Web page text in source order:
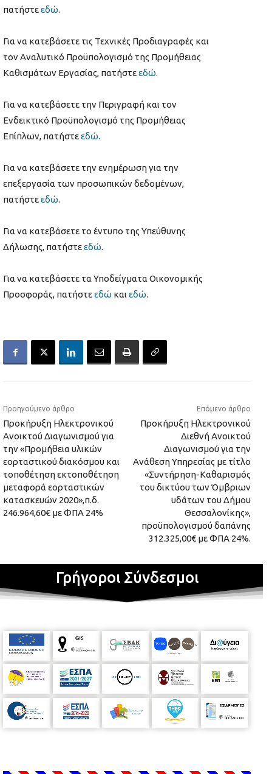
πατήστεεδώ.
Για να κατεβάσετε τις Τεχνικές Προδιαγραφές και
τον Αναλυτικό Προϋπολογισμό της Προμήθειας
Καθισμάτων Εργασίας, πατήστεεδώ.
Για να κατεβάσετε την Περιγραφή και τον
Ενδεικτικό Προϋπολογισμό της Προμήθειας
Επίπλων, πατήστεεδώ.
Για να κατεβάσετε την ενημέρωση για την
επεξεργασία των προσωπικών δεδομένων,
πατήστεεδώ.
Για να κατεβάσετε το έντυπο της Υπεύθυνης
Δήλωσης, πατήστεεδώ.
Για να κατεβάσετε τα Υποδείγματα Οικονομικής
Προσφοράς, πατήστεεδώ και εδώ.
Προηγούμενο άρθρο
Προκήρυξη Ηλεκτρονικού
Ανοικτού Διαγωνισμού για
την «Προμήθεια υλικών
εορταστικού διακόσμου και
τοποθέτηση εκτοποθέτηση
μεταφορά εορταστικών
κατασκευών 2020»,π.δ.
246.964,60€ με ΦΠΑ 24%
Επόμενο άρθρο
Προκήρυξη Ηλεκτρονικού
Διεθνή Ανοικτού
Διαγωνισμού για την
Ανάθεση Υπηρεσίας με τίτλο
«Συντήρηση-Καθαρισμός
του δικτύου των Όμβριων
υδάτων του Δήμου
Θεσσαλονίκης»,
προϋπολογισμού δαπάνης
312.325,00€ με ΦΠΑ 24%.
Γρήγοροι Σύνδεσμοι